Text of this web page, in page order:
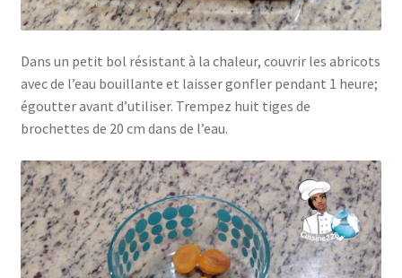
Dans un petit bol résistant à la chaleur, couvrir les abricots
avec de l’eau bouillante et laisser gonfler pendant 1 heure;
égoutter avant d’utiliser. Trempez huit tiges de
brochettes de 20 cm dans de l’eau.